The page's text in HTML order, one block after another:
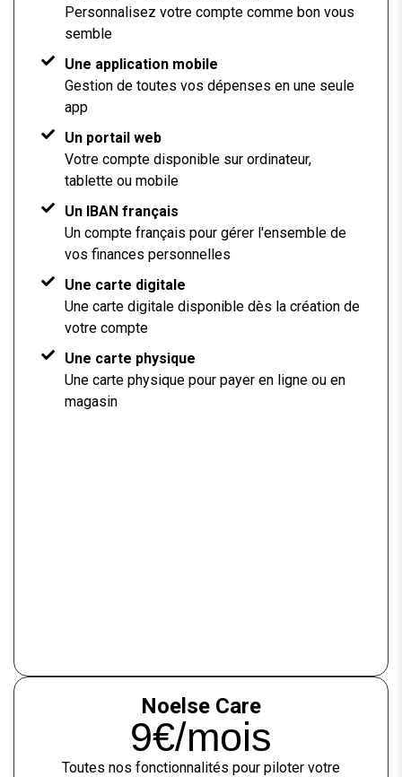
Personnalisez votre compte comme bon vous
semble
Une application mobile
Gestion de toutes vos dépenses en une seule
app
Un portail web
Votre compte disponible sur ordinateur,
tablette ou mobile
Un IBAN français
Un compte français pour gérer l'ensemble de
vos finances personnelles
Une carte digitale
Une carte digitale disponible dès la création de
votre compte
Une carte physique
Une carte physique pour payer en ligne ou en
magasin
Noelse Care
9€/mois
Toutes nos fonctionnalités pour piloter votre